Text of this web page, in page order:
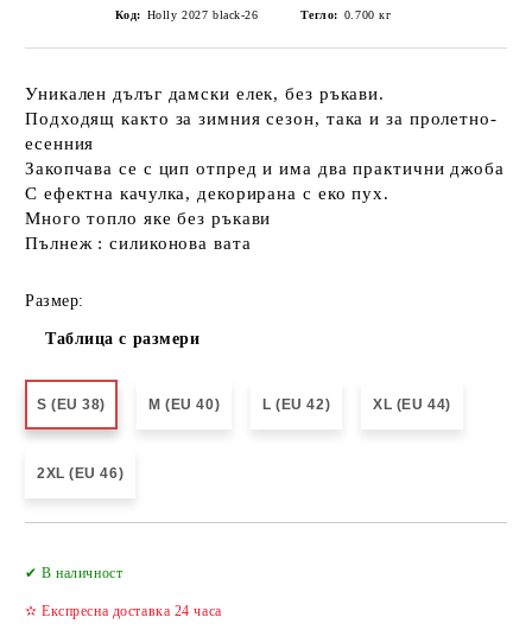
Код: Holly 2027 black-26 Тегло: 0.700 кг
Уникален дълъг дамски елек, без ръкави.
Подходящ както за зимния сезон, така и за пролетно-
есенния
Закопчава се с цип отпред и има два практични джоба
С ефектна качулка, декорирана с еко пух.
Много топло яке без ръкави
Пълнеж : силиконова вата
Размер:
Таблица с размери
S (EU 38) M (EU 40) L (EU 42) XL (EU 44)
2XL (EU 46)
✔ В наличност
✫ Експресна доставка 24 часа